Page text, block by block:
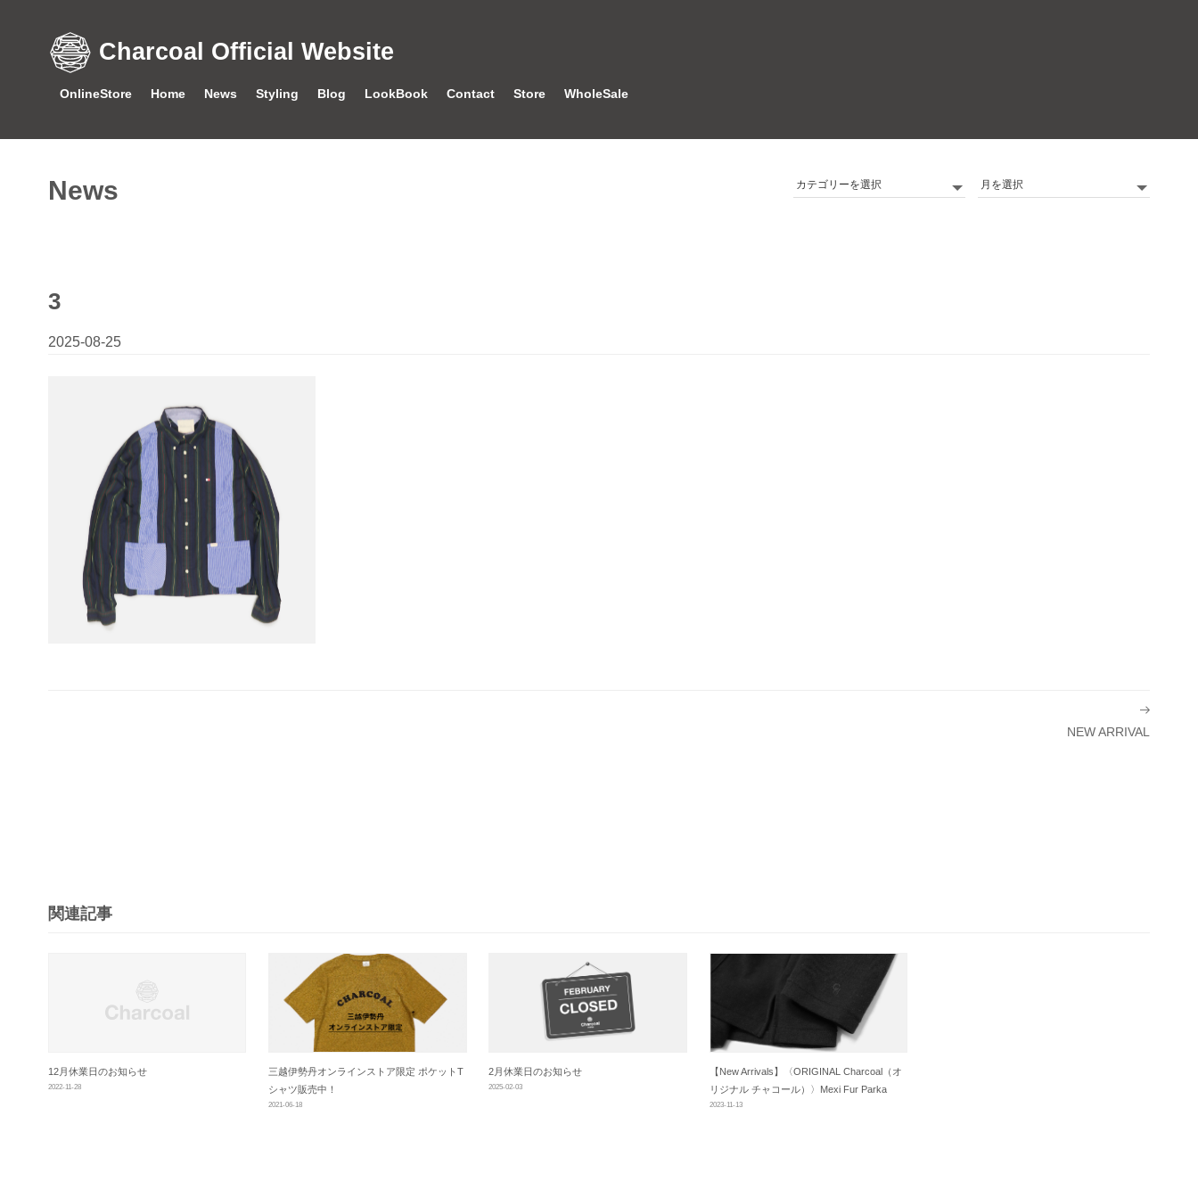
Charcoal Official Website
OnlineStore Home News Styling Blog LookBook Contact Store WholeSale
News
カ
Archives
3
2025-08-25
ョ
NEW ARRIVAL
関連記事
12月休業日のお知らせ
2022-11-28
三越伊勢丹オンラインストア限定 ポケットT
シャツ販売中！
2021-06-18
2月休業日のお知らせ
2025-02-03
【New Arrivals】〈ORIGINAL Charcoal（オ
リジナル チャコール）〉Mexi Fur Parka
2023-11-13